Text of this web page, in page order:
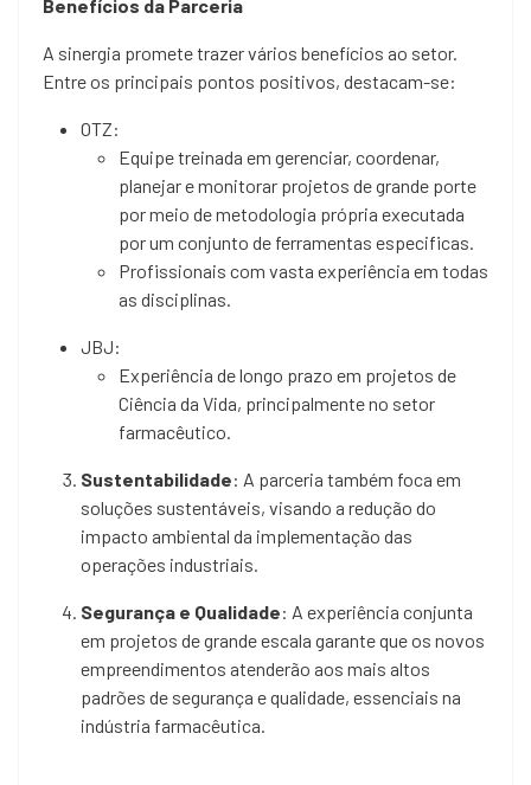
Benefícios da Parceria
A sinergia promete trazer vários benefícios ao setor.
Entre os principais pontos positivos, destacam-se:
OTZ:
Equipe treinada em gerenciar, coordenar,
planejar e monitorar projetos de grande porte
por meio de metodologia própria executada
por um conjunto de ferramentas especificas.
Profissionais com vasta experiência em todas
as disciplinas.
JBJ:
Experiência de longo prazo em projetos de
Ciência da Vida, principalmente no setor
farmacêutico.
Sustentabilidade: A parceria também foca em
soluções sustentáveis, visando a redução do
impacto ambiental da implementação das
operações industriais.
Segurança e Qualidade: A experiência conjunta
em projetos de grande escala garante que os novos
empreendimentos atenderão aos mais altos
padrões de segurança e qualidade, essenciais na
indústria farmacêutica.